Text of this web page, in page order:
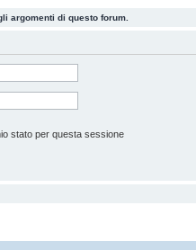
argomenti di questo forum.
stato per questa sessione